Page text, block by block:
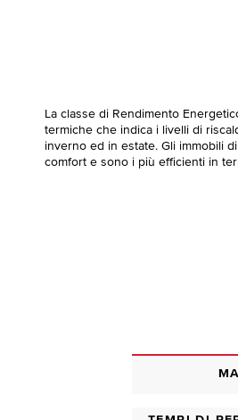
La classe di Rendimento
termiche che indica i livelli di
inverno ed in estate. Gli immobili
comfort e sono i più efficienti in